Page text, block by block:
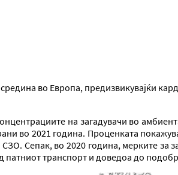
во Европа, предизвикувајќи
на загадувачи во
во 2021 година. Проценката
Сепак, во 2020 година, мерките
транспорт и доведоа до